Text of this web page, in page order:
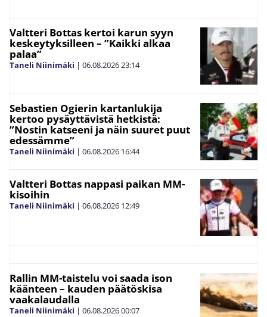
Valtteri Bottas kertoi karun syyn
keskeytyksilleen – ”Kaikki alkaa
palaa”
Taneli Niinimäki | 06.08.202623:14
Sebastien Ogierin kartanlukija
kertoo pysäyttävistä hetkistä:
”Nostin katseeni ja näin suuret puut
edessämme”
Taneli Niinimäki | 06.08.2026 16:44
Valtteri Bottas nappasi paikan MM-
kisoihin
Taneli Niinimäki | 06.08.2026 12:49
Rallin MM-taistelu voi saada ison
käänteen – kauden päätöskisa
vaakalaudalla
Taneli Niinimäki | 06.08.202600:07